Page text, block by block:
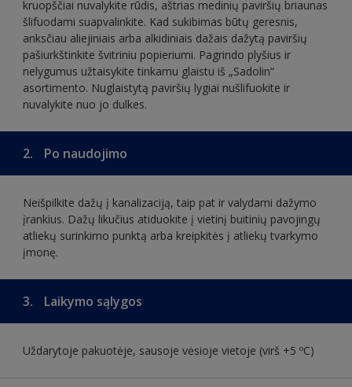
kruopščiai nuvalykite rūdis, aštrias medinių paviršių briaunas
šlifuodami suapvalinkite. Kad sukibimas būtų geresnis,
anksčiau aliejiniais arba alkidiniais dažais dažytą paviršių
pašiurkštinkite švitriniu popieriumi. Pagrindo plyšius ir
nelygumus užtaisykite tinkamu glaistu iš „Sadolin“
asortimento. Nuglaistytą paviršių lygiai nušlifuokite ir
nuvalykite nuo jo dulkes.
2. Po naudojimo
Neišpilkite dažų į kanalizaciją, taip pat ir valydami dažymo
įrankius. Dažų likučius atiduokite į vietinį buitinių pavojingų
atliekų surinkimo punktą arba kreipkitės į atliekų tvarkymo
įmonę.
3. Laikymo sąlygos
Uždarytoje pakuotėje, sausoje vėsioje vietoje (virš +5 ºC)